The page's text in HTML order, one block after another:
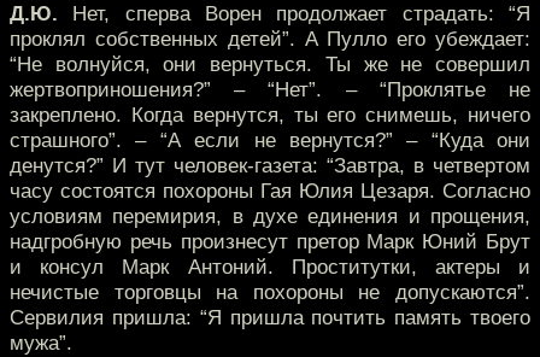
Д.Ю. Нет, сперва Ворен продолжает страдать: “Я
проклял собственных детей”. А Пулло его убеждает:
“Не волнуйся, они вернуться. Ты же не совершил
жертвоприношения?” – “Нет”. – “Проклятье не
закреплено. Когда вернутся, ты его снимешь, ничего
страшного”. – “А если не вернутся?” – “Куда они
денутся?” И тут человек-газета: “Завтра, в четвертом
часу состоятся похороны Гая Юлия Цезаря. Согласно
условиям перемирия, в духе единения и прощения,
надгробную речь произнесут претор Марк Юний Брут
и консул Марк Антоний. Проститутки, актеры и
нечистые торговцы на похороны не допускаются”.
Сервилия пришла: “Я пришла почтить память твоего
мужа”.